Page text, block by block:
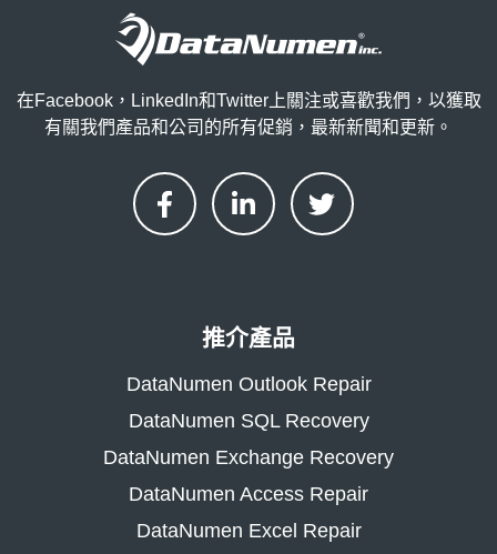
在Facebook，LinkedIn和Twitter上關注或喜歡我們，以獲取
有關我們產品和公司的所有促銷，最新新聞和更新。
推介產品
DataNumen Outlook Repair
DataNumen SQL Recovery
DataNumen Exchange Recovery
DataNumen Access Repair
DataNumen Excel Repair